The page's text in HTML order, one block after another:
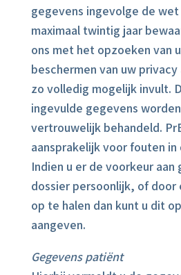
gegevens ingevolge de
maximaal twintig jaar
ons met het opzoeken van
beschermen van uw
zo volledig mogelijk invult.
ingevulde gegevens
vertrouwelijk behandeld.
aansprakelijk voor fouten
Indien u er de voorkeur
dossier persoonlijk, of
op te halen dan kunt u dit
aangeven.
Gegevens patiënt